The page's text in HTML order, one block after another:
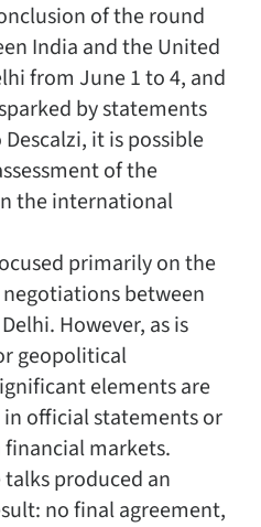
of the round
India and the United
from June 1 to 4, and
by statements
it is possible
of the
the international
primarily on the
between
However, as is
geopolitical
elements are
official statements or
markets.
produced an
no final agreement,